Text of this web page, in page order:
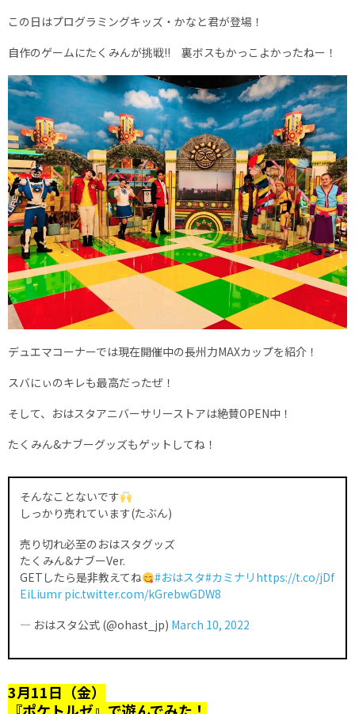
この日はプログラミングキッズ・かなと君が登場！
自作のゲームにたくみんが挑戦!! 裏ボスもかっこよかったねー！
デュエマコーナーでは現在開催中の長州力MAXカップを紹介！
スバにぃのキレも最高だったぜ！
そして、おはスタアニバーサリーストアは絶賛OPEN中！
たくみん&ナブーグッズもゲットしてね！
そんなことないです
しっかり売れています(たぶん)
売り切れ必至のおはスタグッズ
たくみん&ナブーVer.
GETしたら是非教えてね
#おはスタ#カミナリ https://t.co/jDf
EiLiumr pic.twitter.com/kGrebwGDW8
— おはスタ公式 (@ohast_jp) March 10, 2022
3月11日（金）